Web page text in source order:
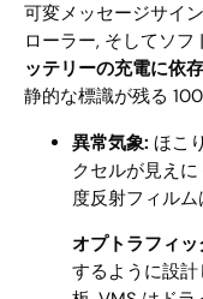
可変メッセージサイ
ローラー, そしてソフ
ッテリーの充電に依
静的な標識が残る
異常気象: ほこ
クセルが見え
度反射フィル
オプトラフィッ
するように設